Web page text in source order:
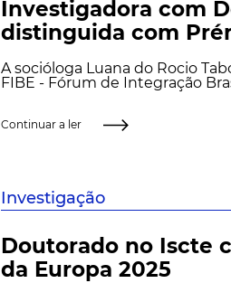
Investigadora com
distinguida com
A socióloga Luana do Rocio
FIBE - Fórum de Integração
Continuar a ler
Investigação
Doutorado no Iscte
da Europa 2025